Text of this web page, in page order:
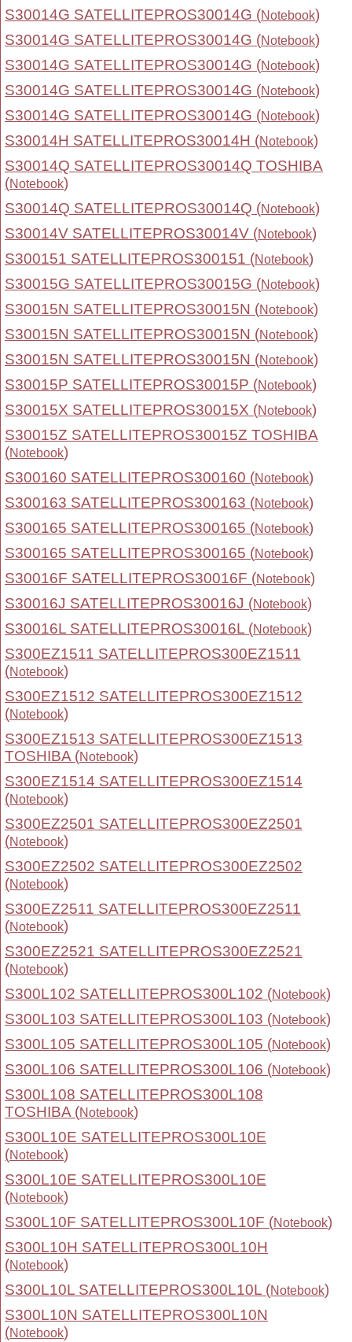
S30014G SATELLITEPROS30014G (Notebook)
S30014G SATELLITEPROS30014G (Notebook)
S30014G SATELLITEPROS30014G (Notebook)
S30014G SATELLITEPROS30014G (Notebook)
S30014G SATELLITEPROS30014G (Notebook)
S30014H SATELLITEPROS30014H (Notebook)
S30014Q SATELLITEPROS30014Q TOSHIBA
(Notebook)
S30014Q SATELLITEPROS30014Q (Notebook)
S30014V SATELLITEPROS30014V (Notebook)
S300151 SATELLITEPROS300151 (Notebook)
S30015G SATELLITEPROS30015G (Notebook)
S30015N SATELLITEPROS30015N (Notebook)
S30015N SATELLITEPROS30015N (Notebook)
S30015N SATELLITEPROS30015N (Notebook)
S30015P SATELLITEPROS30015P (Notebook)
S30015X SATELLITEPROS30015X (Notebook)
S30015Z SATELLITEPROS30015Z TOSHIBA
(Notebook)
S300160 SATELLITEPROS300160 (Notebook)
S300163 SATELLITEPROS300163 (Notebook)
S300165 SATELLITEPROS300165 (Notebook)
S300165 SATELLITEPROS300165 (Notebook)
S30016F SATELLITEPROS30016F (Notebook)
S30016J SATELLITEPROS30016J (Notebook)
S30016L SATELLITEPROS30016L (Notebook)
S300EZ1511 SATELLITEPROS300EZ1511
(Notebook)
S300EZ1512 SATELLITEPROS300EZ1512
(Notebook)
S300EZ1513 SATELLITEPROS300EZ1513
TOSHIBA (Notebook)
S300EZ1514 SATELLITEPROS300EZ1514
(Notebook)
S300EZ2501 SATELLITEPROS300EZ2501
(Notebook)
S300EZ2502 SATELLITEPROS300EZ2502
(Notebook)
S300EZ2511 SATELLITEPROS300EZ2511
(Notebook)
S300EZ2521 SATELLITEPROS300EZ2521
(Notebook)
S300L102 SATELLITEPROS300L102 (Notebook)
S300L103 SATELLITEPROS300L103 (Notebook)
S300L105 SATELLITEPROS300L105 (Notebook)
S300L106 SATELLITEPROS300L106 (Notebook)
S300L108 SATELLITEPROS300L108
TOSHIBA (Notebook)
S300L10E SATELLITEPROS300L10E
(Notebook)
S300L10E SATELLITEPROS300L10E
(Notebook)
S300L10F SATELLITEPROS300L10F (Notebook)
S300L10H SATELLITEPROS300L10H
(Notebook)
S300L10L SATELLITEPROS300L10L (Notebook)
S300L10N SATELLITEPROS300L10N
(Notebook)